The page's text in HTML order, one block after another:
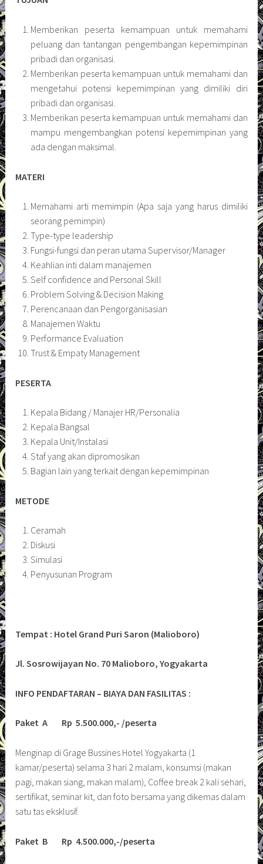
Memberikan peserta kemampuan untuk memahami
peluang dan tantangan pengembangan kepemimpinan
pribadi dan organisasi.
Memberikan peserta kemampuan untuk memahami dan
mengetahui potensi kepemimpinan yang dimiliki diri
pribadi dan organisasi.
Memberikan peserta kemampuan untuk memahami dan
mampu mengembangkan potensi kepemimpinan yang
ada dengan maksimal.
MATERI
Memahami arti memimpin (Apa saja yang harus dimiliki
seorang pemimpin)
Type-type leadership
Fungsi-fungsi dan peran utama Supervisor/Manager
Keahlian inti dalam manajemen
Self confidence and Personal Skill
Problem Solving & Decision Making
Perencanaan dan Pengorganisasian
Manajemen Waktu
Performance Evaluation
Trust & Empaty Management
PESERTA
Kepala Bidang / Manajer HR/Personalia
Kepala Bangsal
Kepala Unit/Instalasi
Staf yang akan dipromosikan
Bagian lain yang terkait dengan kepemimpinan
METODE
Ceramah
Diskusi
Simulasi
Penyusunan Program
Tempat : Hotel Grand Puri Saron (Malioboro)
Jl. Sosrowijayan No. 70 Malioboro, Yogyakarta
INFO PENDAFTARAN – BIAYA DAN FASILITAS :
Paket A Rp 5.500.000,- /peserta
Menginap di Grage Bussines Hotel Yogyakarta (1
kamar/peserta) selama 3 hari 2 malam, konsumsi (makan
pagi, makan siang, makan malam), Coffee break 2 kali sehari,
sertifikat, seminar kit, dan foto bersama yang dikemas dalam
satu tas eksklusif.
Paket B Rp 4.500.000,-/peserta